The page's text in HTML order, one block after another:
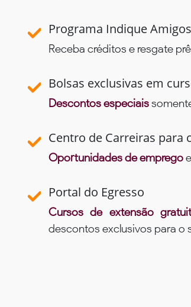
Programa Indique
Receba créditos e resgate
Bolsas exclusivas em
Descontos especiais
Centro de Carreiras para
Oportunidades de emprego
Portal do Egresso
Cursos de extensão
descontos exclusivos para o